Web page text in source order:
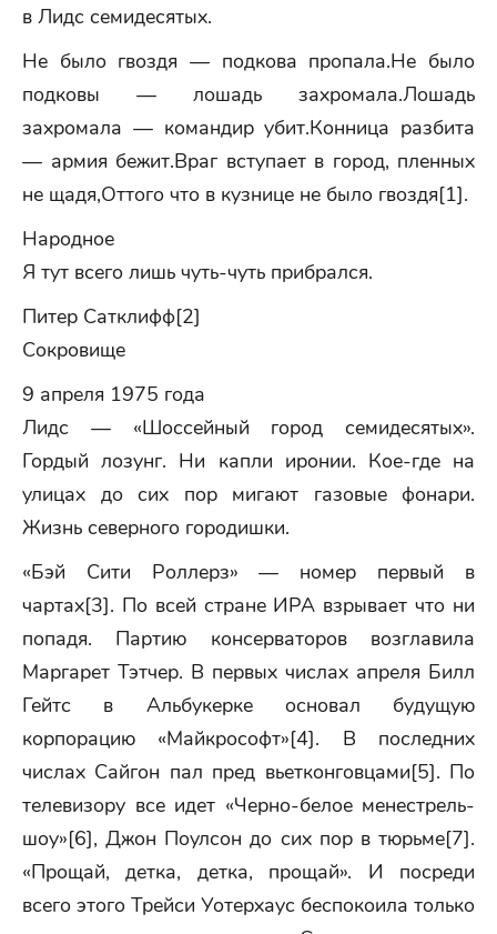
в Лидс семидесятых.
Не было гвоздя — подкова пропала.Не было
подковы — лошадь захромала.Лошадь
захромала — командир убит.Конница разбита
— армия бежит.Враг вступает в город, пленных
не щадя,Оттого что в кузнице не было гвоздя[1].
Народное
Я тут всего лишь чуть-чуть прибрался.
Питер Сатклифф[2]
Сокровище
9 апреля 1975 года
Лидс — «Шоссейный город семидесятых».
Гордый лозунг. Ни капли иронии. Кое-где на
улицах до сих пор мигают газовые фонари.
Жизнь северного городишки.
«Бэй Сити Роллерз» — номер первый в
чартах[3]. По всей стране ИРА взрывает что ни
попадя. Партию консерваторов возглавила
Маргарет Тэтчер. В первых числах апреля Билл
Гейтс в Альбукерке основал будущую
корпорацию «Майкрософт»[4]. В последних
числах Сайгон пал пред вьетконговцами[5]. По
телевизору все идет «Черно-белое менестрель-
шоу»[6], Джон Поулсон до сих пор в тюрьме[7].
«Прощай, детка, детка, прощай». И посреди
всего этого Трейси Уотерхаус беспокоила только